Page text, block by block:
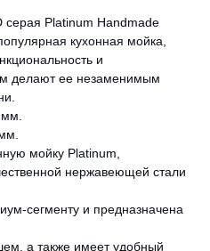
серая Platinum Handmade
кухонная мойка,
и
делают ее незаменимым
мм.
мойку Platinum,
нержавеющей стали
сегменту и предназначена
а также имеет удобный